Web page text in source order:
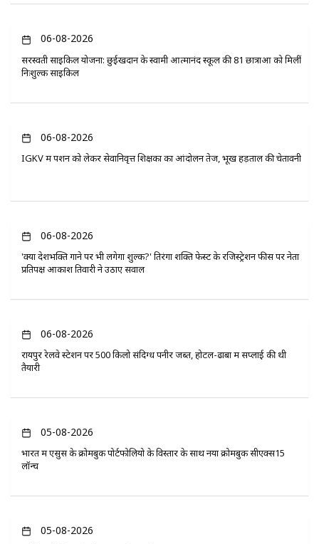
06-08-2026
सरस्वती साइकिल योजना: छुईखदान के स्वामी आत्मानंद स्कूल की 81 छात्राओं को मिलीं
निःशुल्क साइकिलें
06-08-2026
IGKV में पेंशन को लेकर सेवानिवृत्त शिक्षकों का आंदोलन तेज, भूख हड़ताल की चेतावनी
06-08-2026
'क्या देशभक्ति गाने पर भी लगेगा शुल्क?' तिरंगा शक्ति फेस्ट के रजिस्ट्रेशन फीस पर नेता
प्रतिपक्ष आकाश तिवारी ने उठाए सवाल
06-08-2026
रायपुर रेलवे स्टेशन पर 500 किलो संदिग्ध पनीर जब्त, होटल-ढाबों में सप्लाई की थी
तैयारी
05-08-2026
भारत में एसुस के क्रोमबुक पोर्टफोलियो के विस्तार के साथ नया क्रोमबुक सीएक्स15
लॉन्च
05-08-2026